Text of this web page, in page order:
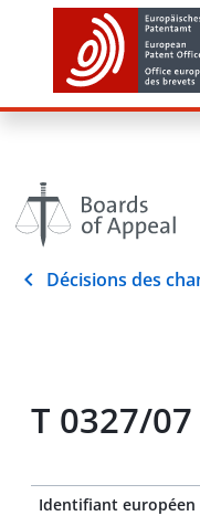
Décisions des
T 0327/
Identifiant